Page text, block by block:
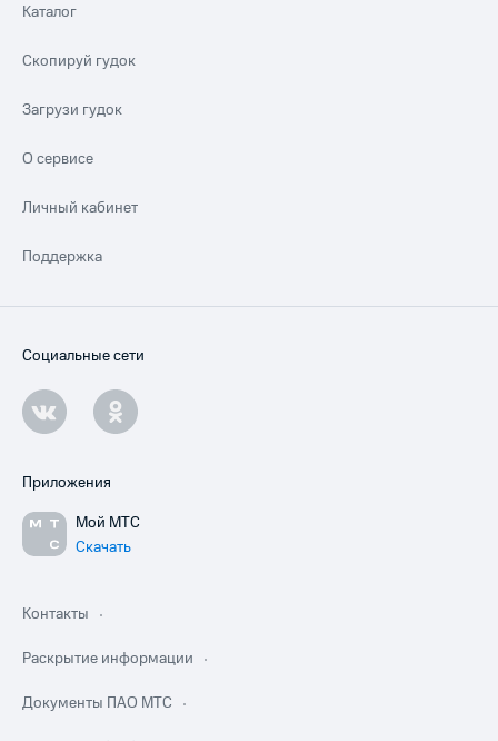
Каталог
Скопируй гудок
Загрузи гудок
О сервисе
Личный кабинет
Поддержка
Социальные сети
Приложения
Мой МТС
Скачать
Контакты
Раскрытие информации
Документы ПАО МТС